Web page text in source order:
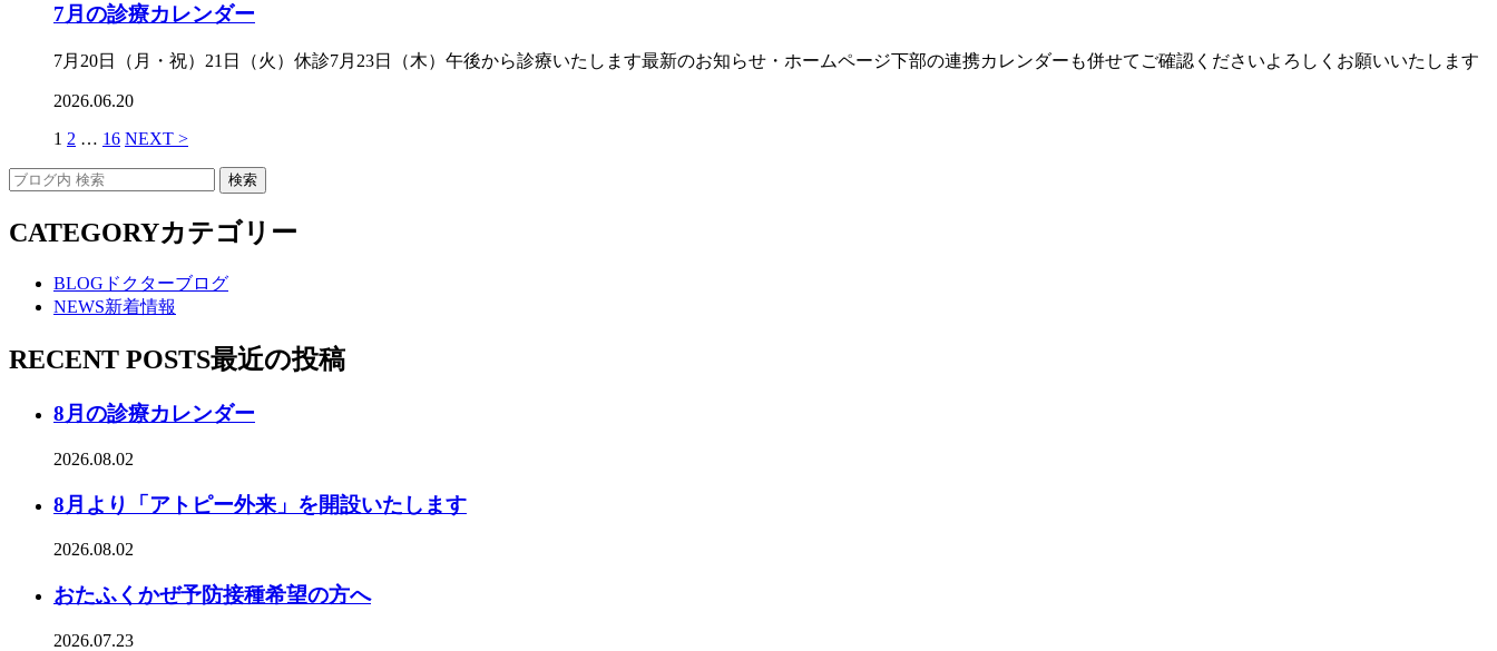
7月の診療カレンダー
7月20日（月・祝）21日（火）休診7月23日（木）午後から診療いたします最新のお知らせ・ホームページ下部の連携カレンダーも併せてご確認くださいよろしくお願いいたします
2026.06.20
1 2 … 16 NEXT >
CATEGORYカテゴリー
BLOG ドクターブログ
NEWS新着情報
RECENT POSTS最近の投稿
8月の診療カレンダー
2026.08.02
8月より「アトピー外来」を開設いたします
2026.08.02
おたふくかぜ予防接種希望の方へ
2026.07.23